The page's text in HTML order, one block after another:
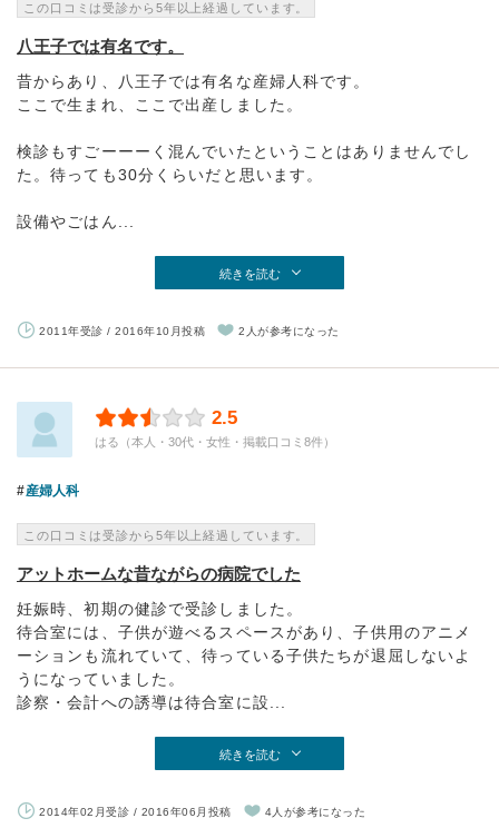
この口コミは受診から5年以上経過しています。
八王子では有名です。
昔からあり、八王子では有名な産婦人科です。
ここで生まれ、ここで出産しました。
検診もすごーーーく混んでいたということはありませんでし
た。待っても30分くらいだと思います。
設備やごはん...
続きを読む
2011年受診 / 2016年10月投稿 2人が参考になった
2.5
はる（本人・30代・女性・掲載口コミ8件）
産婦人科
この口コミは受診から5年以上経過しています。
アットホームな昔ながらの病院でした
妊娠時、初期の健診で受診しました。
待合室には、子供が遊べるスペースがあり、子供用のアニメ
ーションも流れていて、待っている子供たちが退屈しないよ
うになっていました。
診察・会計への誘導は待合室に設...
続きを読む
2014年02月受診 / 2016年06月投稿 4人が参考になった